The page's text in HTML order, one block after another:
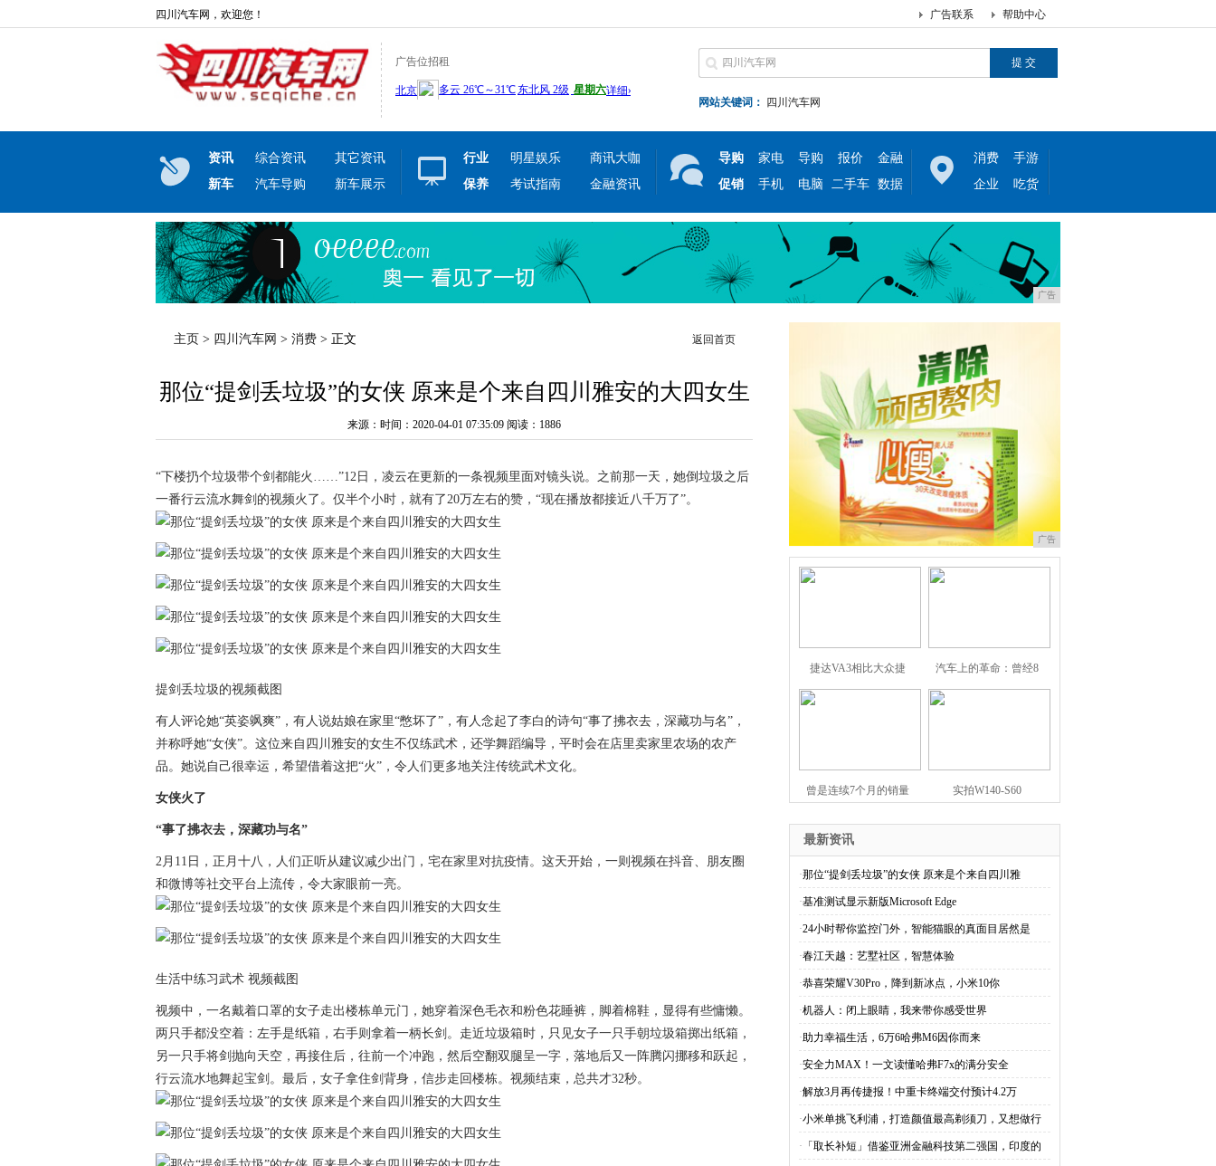
四川汽车网，欢迎您！ 帮助中心
广告联系
广告位招租
网站关键词： 四川汽车网
资讯 综合资讯
其它资讯
新车
汽车导购 新车展示
行业 明星娱乐
商讯大咖
保养
考试指南 金融资讯
导购 家电 导购 报价
金融
促销
手机 电脑 二手车 数据
消费
手游
企业
吃货
广告
主页 > 四川汽车网 > 消费 > 正文 返回首页
那位“提剑丢垃圾”的女侠 原来是个来自四川雅安的大四女生
来源：时间：2020-04-01 07:35:09 阅读：1886
“下楼扔个垃圾带个剑都能火……”12日，凌云在更新的一条视频里面对镜头说。之前那一天，她倒垃圾之后
一番行云流水舞剑的视频火了。仅半个小时，就有了20万左右的赞，“现在播放都接近八千万了”。
提剑丢垃圾的视频截图
有人评论她“英姿飒爽”，有人说姑娘在家里“憋坏了”，有人念起了李白的诗句“事了拂衣去，深藏功与名”，
并称呼她“女侠”。这位来自四川雅安的女生不仅练武术，还学舞蹈编导，平时会在店里卖家里农场的农产
品。她说自己很幸运，希望借着这把“火”，令人们更多地关注传统武术文化。
女侠火了
“事了拂衣去，深藏功与名”
2月11日，正月十八，人们正听从建议减少出门，宅在家里对抗疫情。这天开始，一则视频在抖音、朋友圈
和微博等社交平台上流传，令大家眼前一亮。
生活中练习武术 视频截图
视频中，一名戴着口罩的女子走出楼栋单元门，她穿着深色毛衣和粉色花睡裤，脚着棉鞋，显得有些慵懒。
两只手都没空着：左手是纸箱，右手则拿着一柄长剑。走近垃圾箱时，只见女子一只手朝垃圾箱掷出纸箱，
另一只手将剑抛向天空，再接住后，往前一个冲跑，然后空翻双腿呈一字，落地后又一阵腾闪挪移和跃起，
行云流水地舞起宝剑。最后，女子拿住剑背身，信步走回楼栋。视频结束，总共才32秒。
广告
捷达VA3相比大众捷 汽车上的革命：曾经8
曾是连续7个月的销量 实拍W140-S60
最新资讯
·那位“提剑丢垃圾”的女侠 原来是个来自四川雅
·基准测试显示新版Microsoft Edge
·24小时帮你监控门外，智能猫眼的真面目居然是
·春江天越：艺墅社区，智慧体验
·恭喜荣耀V30Pro，降到新冰点，小米10你
·机器人：闭上眼睛，我来带你感受世界
·助力幸福生活，6万6哈弗M6因你而来
·安全力MAX！一文读懂哈弗F7x的满分安全
·解放3月再传捷报！中重卡终端交付预计4.2万
·小米单挑飞利浦，打造颜值最高剃须刀，又想做行
· 「取长补短」借鉴亚洲金融科技第二强国，印度的